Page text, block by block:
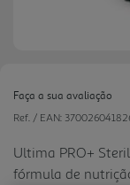
Faça a sua avaliação
Ref. / EAN:
Ultima PRO+
fórmula de